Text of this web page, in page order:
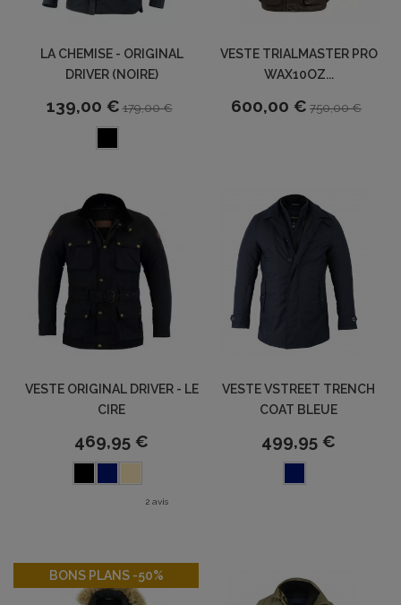
LA CHEMISE - ORIGINAL
DRIVER (NOIRE)
139,00 € 179,00 €
VESTE TRIALMASTER PRO
WAX10OZ...
600,00 € 750,00 €
VESTE ORIGINAL DRIVER - LE
CIRE
469,95 €
2 avis
VESTE VSTREET TRENCH
COAT BLEUE
499,95 €
BONS PLANS -50%-50%